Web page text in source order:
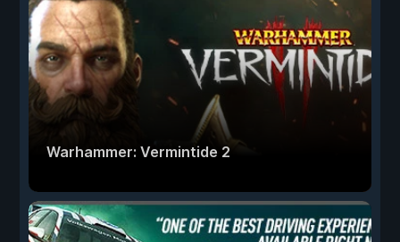
Warhammer: Vermintide 2